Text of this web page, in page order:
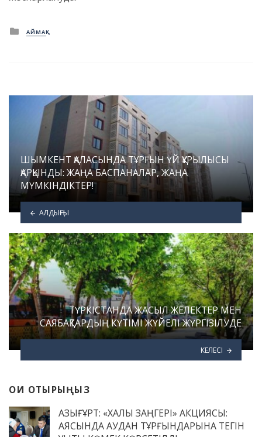
Posted
in
АЙМАҚ
ШЫМКЕНТ ҚАЛАСЫНДА ТҰРҒЫН ҮЙ ҚҰРЫЛЫСЫ
ҚАРҚЫНДЫ: ЖАҢА БАСПАНАЛАР, ЖАҢА
МҮМКІНДІКТЕР!
АЛДЫҢҒЫ
ТҮРКІСТАНДА ЖАСЫЛ ЖЕЛЕКТЕР МЕН
САЯБАҚТАРДЫҢ КҮТІМІ ЖҮЙЕЛІ ЖҮРГІЗІЛУДЕ
КЕЛЕСІ
ОҚИ ОТЫРЫҢЫЗ
ҚАЗЫҒҰРТ: «ХАЛЫҚ ЗАҢГЕРІ» АКЦИЯСЫ:
АЯСЫНДА АУДАН ТҰРҒЫНДАРЫНА ТЕГІН